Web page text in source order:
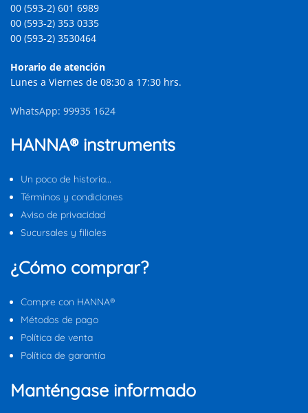
00 (593-2) 601 6989
00 (593-2) 353 0335
00 (593-2) 3530464
Horario de atención
Lunes a Viernes de 08:30 a 17:30 hrs.
WhatsApp: 99935 1624
HANNA® instruments
Un poco de historia…
Términos y condiciones
Aviso de privacidad
Sucursales y filiales
¿Cómo comprar?
Compre con HANNA®
Métodos de pago
Política de venta
Política de garantía
Manténgase informado